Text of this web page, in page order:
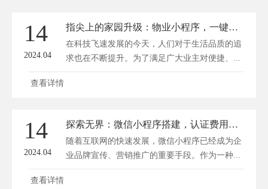
14
2024.04
指尖上的家园升级：物业小程序，一键解锁智慧生活
在科技飞速发展的今天，人们对于生活品质的追
求也在不断提升。为了满足广大业主对便捷、...
查看详情
14
2024.04
探索无界：微信小程序搭建，认证费用揭秘！
随着互联网的快速发展，微信小程序已经成为企
业品牌宣传、营销推广的重要手段。作为一种...
查看详情